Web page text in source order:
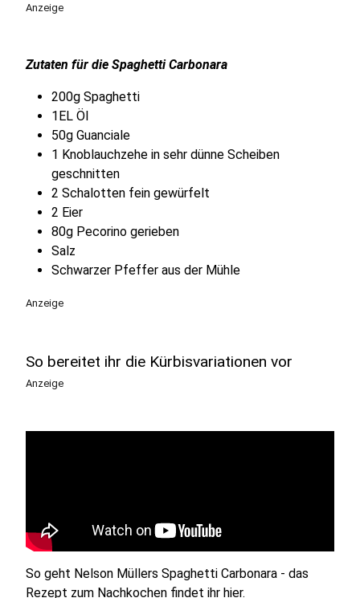
Anzeige
Zutaten für die Spaghetti Carbonara
200g Spaghetti
1EL Öl
50g Guanciale
1 Knoblauchzehe in sehr dünne Scheiben
geschnitten
2 Schalotten fein gewürfelt
2 Eier
80g Pecorino gerieben
Salz
Schwarzer Pfeffer aus der Mühle
Anzeige
So bereitet ihr die Kürbisvariationen vor
Anzeige
So geht Nelson Müllers Spaghetti Carbonara - das
Rezept zum Nachkochen findet ihr hier.